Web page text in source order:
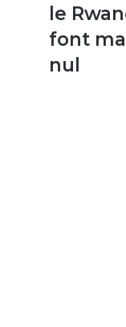
le
Maroc
et
Rwanda
le
font
nul